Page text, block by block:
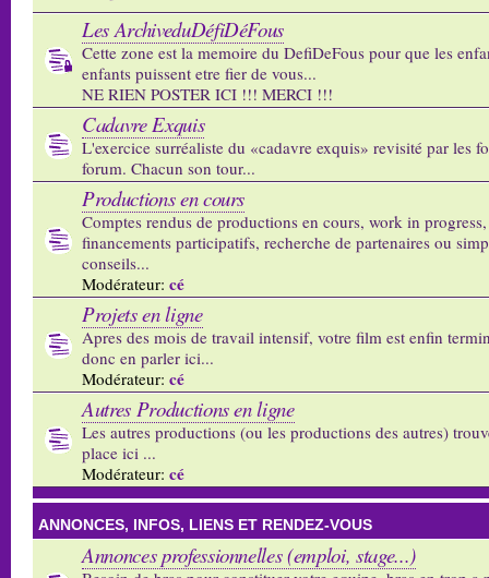
Les ArchiveduDéfiDéFous
Cette zone est la memoire du DefiDeFous pour que les
enfants puissent etre fier de vous...
NE RIEN POSTER ICI !!! MERCI !!!
Cadavre Exquis
L'exercice surréaliste du «cadavre exquis» revisité par les
forum. Chacun son tour...
Productions en cours
Comptes rendus de productions en cours, work in
financements participatifs, recherche de partenaires ou
conseils...
Modérateur: cé
Projets en ligne
Apres des mois de travail intensif, votre film est enfin
donc en parler ici...
Modérateur: cé
Autres Productions en ligne
Les autres productions (ou les productions des autres)
place ici ...
Modérateur: cé
ANNONCES, INFOS, LIENS ET RENDEZ-VOUS
Annonces professionnelles (emploi, stage...)